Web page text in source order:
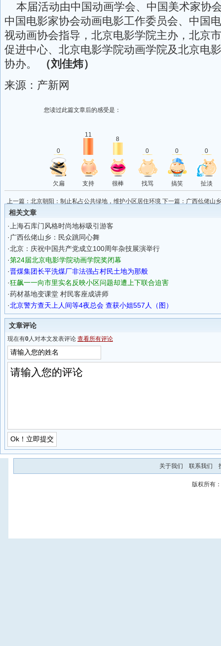
本届活动由中国动画学会、中国美术家协
中国电影家协会动画电影工作委员会、中国
视动画协会指导，北京电影学院主办，北京
促进中心、北京电影学院动画学院及北京电
协办。
（刘佳炜）
来源：产新网
您读过此篇文章后的感受是：
0
11
8
0
0 0
欠扁 支持 很棒 找骂 搞笑 扯淡
上一篇： 北京朝阳：制止私占公共绿地，维护小区居住环境 下一篇： 广西仫佬山
相关文章
· 上海石库门风格时尚地标吸引游客
· 广西仫佬山乡：民众跳同心舞
·北京：庆祝中国共产党成立100周年杂技展演举行
·第24届北京电影学院动画学院奖闭幕
·晋煤集团长平洗煤厂非法强占村民土地为那般
·狂飙一一向市里实名反映小区问题却遭上下联合迫害
·药材基地变课堂 村民客座成讲师
·北京警方查天上人间等4夜总会 查获小姐557人（图）
文章评论
现在有0人对本文发表评论 查看所有评论
关于我们 联系我们
版权所有：